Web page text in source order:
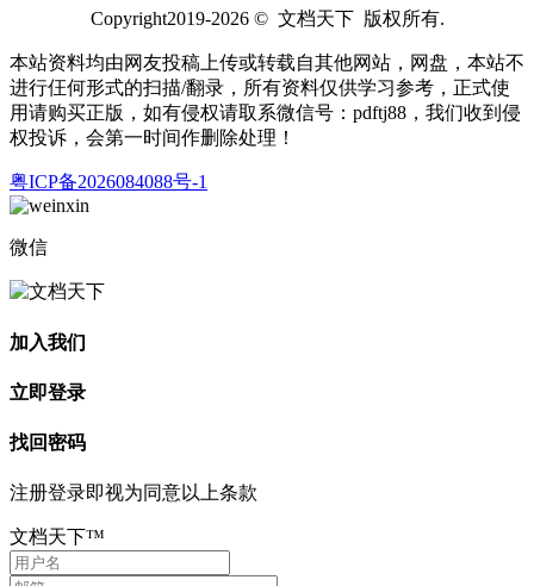
Copyright2019-2026 © 文档天下 版权所有.
本站资料均由网友投稿上传或转载自其他网站，网盘，本站不
进行仼何形式的扫描/翻录，所有资料仅供学习参考，正式使
用请购买正版，如有侵权请取系微信号：pdftj88，我们收到侵
权投诉，会第一时间作删除处理！
粤ICP备2026084088号-1
微信
加入我们
立即登录
找回密码
注册登录即视为同意以上条款
文档天下™